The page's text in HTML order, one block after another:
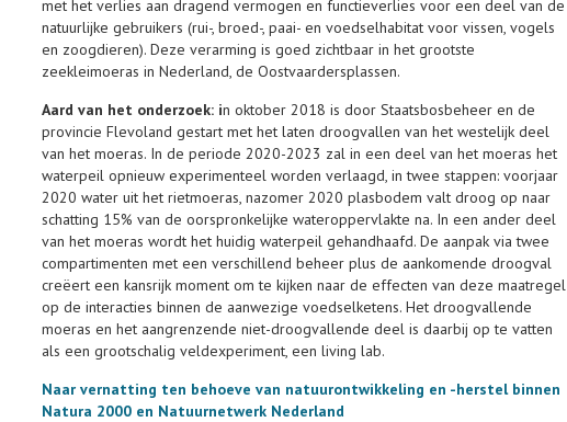
met het verlies aan dragend vermogen en functieverlies voor een deel van de
natuurlijke gebruikers (rui-, broed-, paai- en voedselhabitat voor vissen, vogels
en zoogdieren). Deze verarming is goed zichtbaar in het grootste
zeekleimoeras in Nederland, de Oostvaardersplassen.
Aard van het onderzoek: in oktober 2018 is door Staatsbosbeheer en de
provincie Flevoland gestart met het laten droogvallen van het westelijk deel
van het moeras. In de periode 2020-2023 zal in een deel van het moeras het
waterpeil opnieuw experimenteel worden verlaagd, in twee stappen: voorjaar
2020 water uit het rietmoeras, nazomer 2020 plasbodem valt droog op naar
schatting 15% van de oorspronkelijke wateroppervlakte na. In een ander deel
van het moeras wordt het huidig waterpeil gehandhaafd. De aanpak via twee
compartimenten met een verschillend beheer plus de aankomende droogval
creëert een kansrijk moment om te kijken naar de effecten van deze maatregel
op de interacties binnen de aanwezige voedselketens. Het droogvallende
moeras en het aangrenzende niet-droogvallende deel is daarbij op te vatten
als een grootschalig veldexperiment, een living lab.
Naar vernatting ten behoeve van natuurontwikkeling en -herstel binnen
Natura 2000 en Natuurnetwerk Nederland